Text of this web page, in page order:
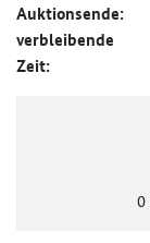
Auktionsende:
verbleibende
Zeit:
0